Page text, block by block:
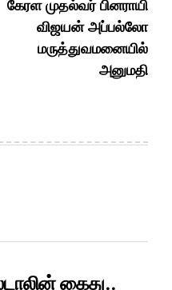
கேரள முதல்வர் பினராயி
விஜயன் அப்பல்லோ
மருத்துவமனையில்
அனுமதி
கைது..